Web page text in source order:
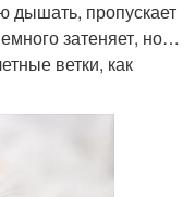
дышать, пропускает
затеняет, но…
ветки, как